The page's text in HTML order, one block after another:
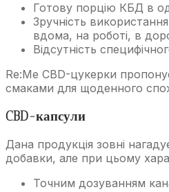
Готову порцію КБД в
Зручність
вдома, на роботі, в
Відсутність
Re:Me CBD-цукерки
смаками для щоденного
CBD-капсули
Дана продукція зовні
добавки, але при цьому
Точним дозуванням